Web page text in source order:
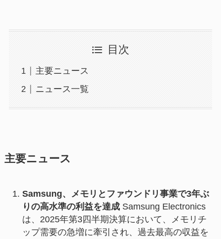
目次
主要ニュース
ニュース一覧
主要ニュース
Samsung、メモリとファウンドリ事業で3年ぶ
りの高水準の利益を達成Samsung Electronics
は、2025年第3四半期決算において、メモリチ
ップ需要の急増に牽引され、過去最高の収益を